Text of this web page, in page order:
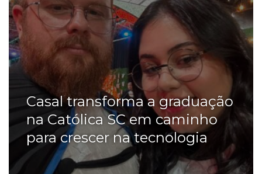
Casal transforma a graduação
na Católica SC em caminho
para crescer na tecnologia